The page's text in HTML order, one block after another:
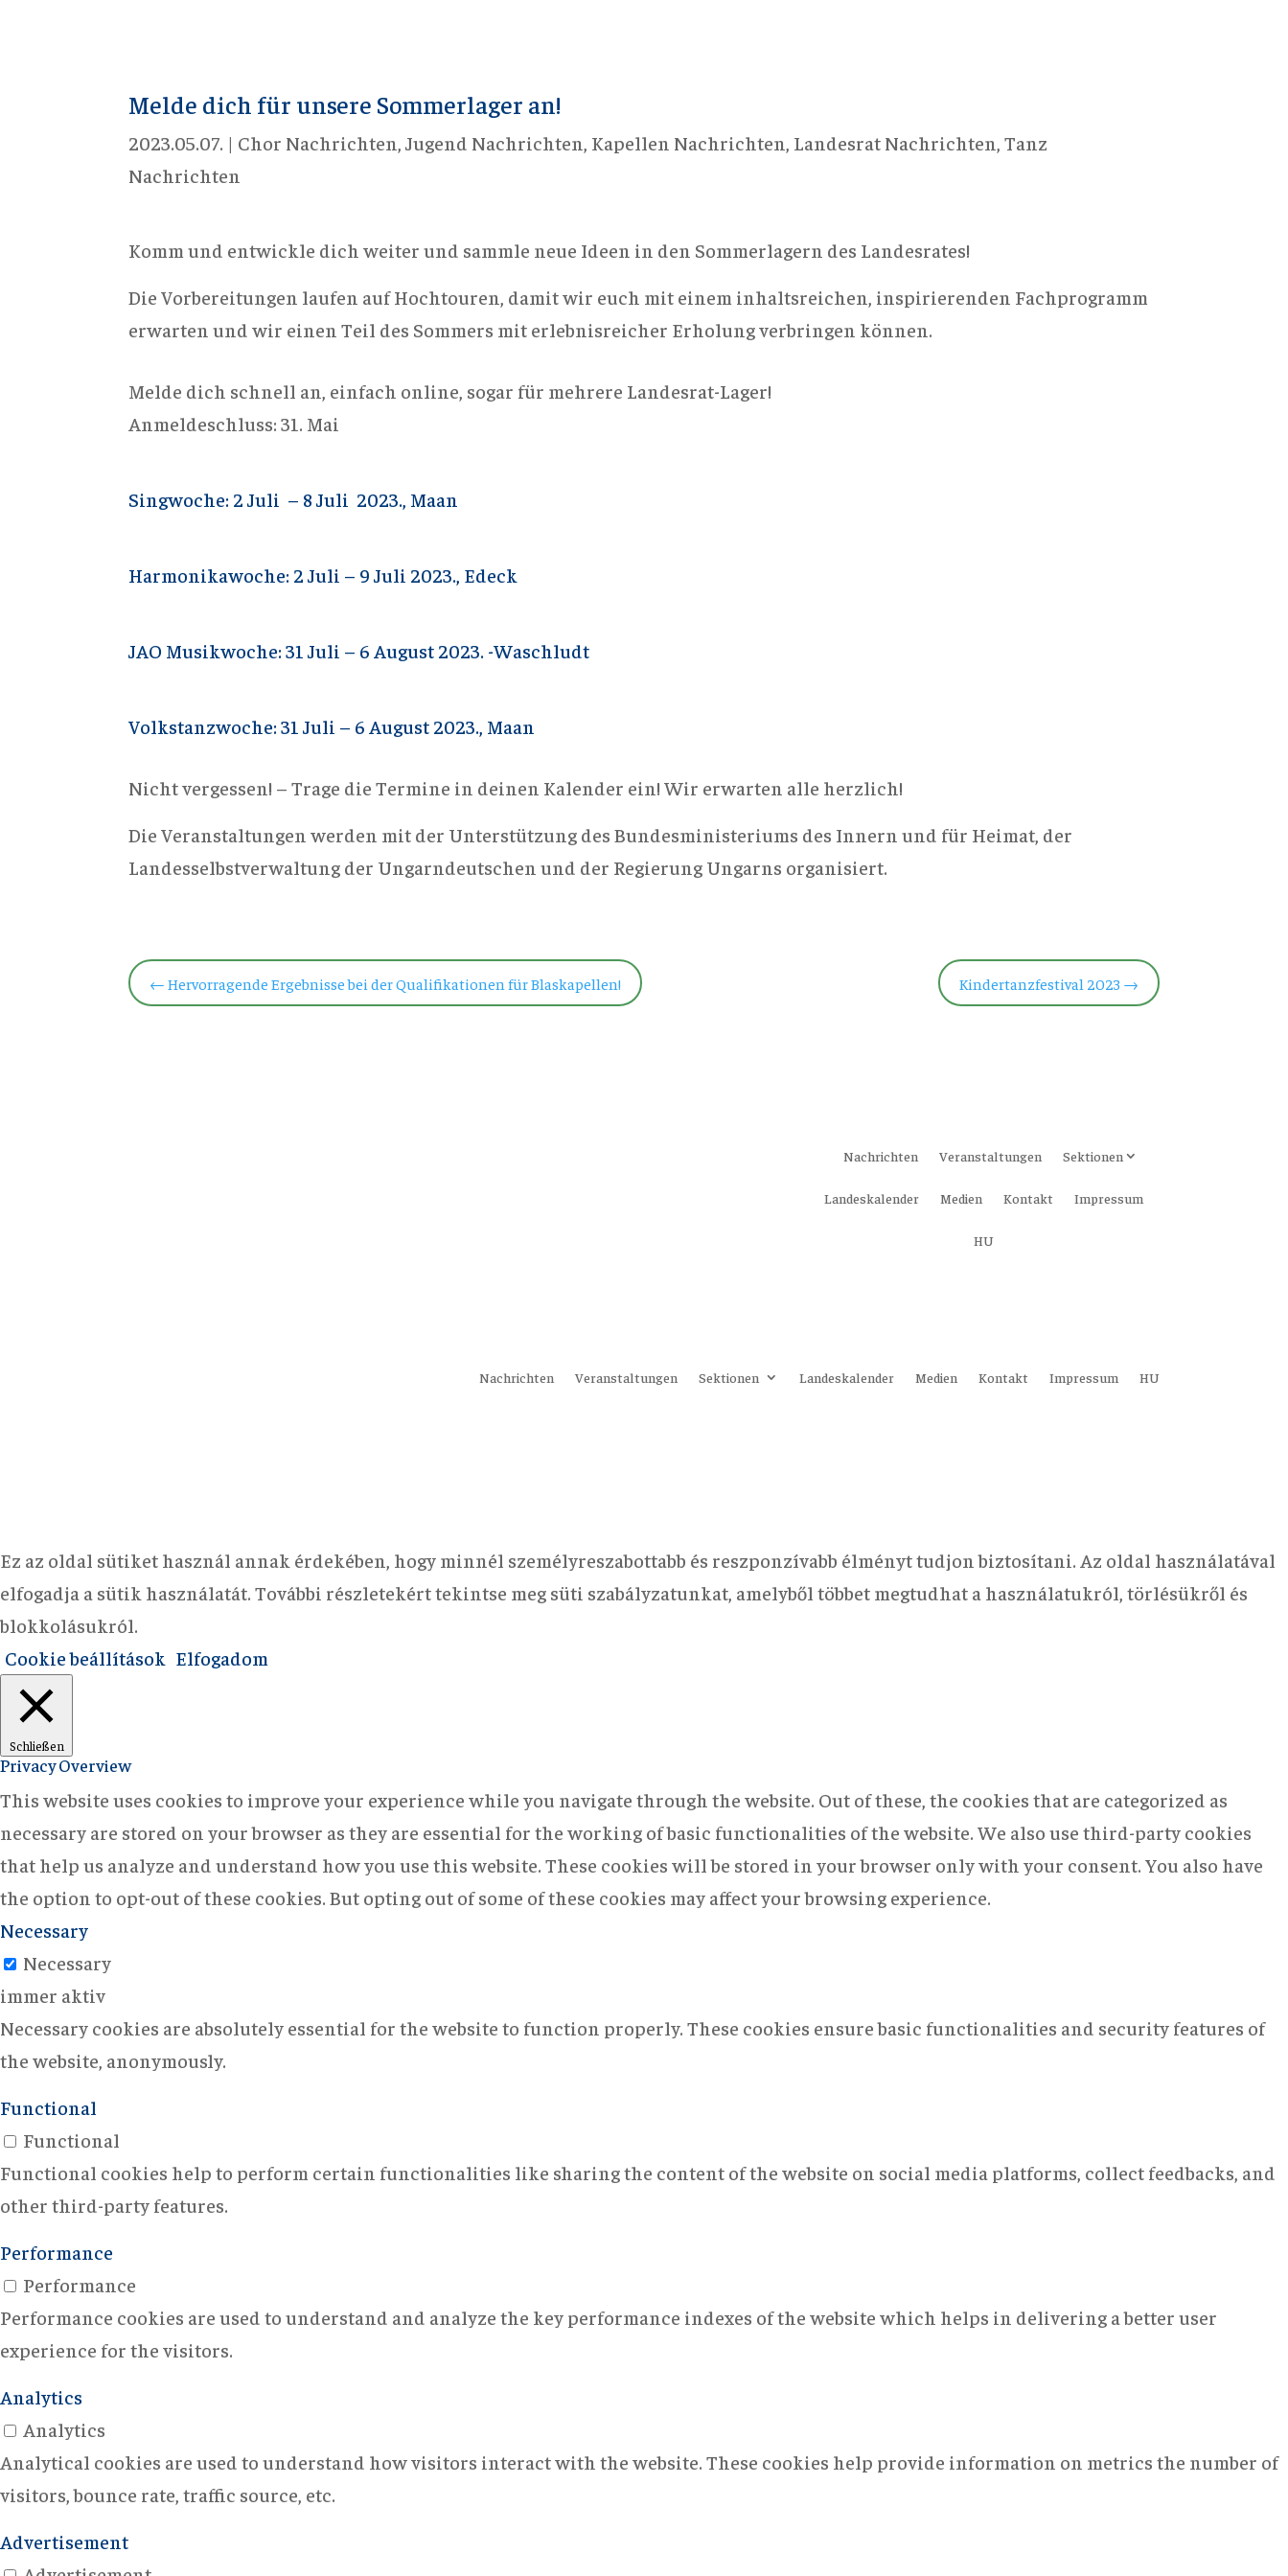
Melde dich für unsere Sommerlager an!
2023.05.07. | Chor Nachrichten ,Jugend Nachrichten Kapellen Nachrichten Landesrat Nachrichten ,Tanz
Nachrichten
Komm und entwickle dich weiter und sammle neue Ideen in den Sommerlagern des Landesrates!
Die Vorbereitungen laufen auf Hochtouren, damit wir euch mit einem inhaltsreichen, inspirierenden Fachprogramm
erwarten und wir einen Teil des Sommers mit erlebnisreicher Erholung verbringen können.
Melde dich schnell an, einfach online, sogar für mehrere Landesrat-Lager!
Anmeldeschluss: 31. Mai
Singwoche: 2 Juli – 8 Juli 2023., Maan
Harmonikawoche: 2 Juli – 9 Juli 2023., Edeck
JAO Musikwoche: 31 Juli – 6 August 2023. -Waschludt
Volkstanzwoche: 31 Juli – 6 August 2023., Maan
Nicht vergessen! – Trage die Termine in deinen Kalender ein! Wir erwarten alle herzlich!
Die Veranstaltungen werden mit der Unterstützung des Bundesministeriums des Innern und für Heimat, der
Landesselbstverwaltung der Ungarndeutschen und der Regierung Ungarns organisiert.
←Hervorragende Ergebnisse bei der Qualifikationen für Blaskapellen! Kindertanzfestival 2023 →
Nachrichten Veranstaltungen Sektionen
Landeskalender Medien Kontakt Impressum
HU
Nachrichten Veranstaltungen Sektionen Landeskalender Medien Kontakt Impressum HU
Ez az oldal sütiket használ annak érdekében, hogy minnél személyreszabottabb és reszponzívabb élményt tudjon biztosítani. Az oldal használatával
elfogadja a sütik használatát. További részletekért tekintse meg süti szabályzatunkat, amelyből többet megtudhat a használatukról, törlésükről és
blokkolásukról.
Cookie beállítások Elfogadom
Schließen
Privacy Overview
This website uses cookies to improve your experience while you navigate through the website. Out of these, the cookies that are categorized as
necessary are stored on your browser as they are essential for the working of basic functionalities of the website. We also use third-party cookies
that help us analyze and understand how you use this website. These cookies will be stored in your browser only with your consent. You also have
the option to opt-out of these cookies. But opting out of some of these cookies may affect your browsing experience.
Necessary
Necessary
immer aktiv
Necessary cookies are absolutely essential for the website to function properly. These cookies ensure basic functionalities and security features of
the website, anonymously.
Functional
Functional
Functional cookies help to perform certain functionalities like sharing the content of the website on social media platforms, collect feedbacks, and
other third-party features.
Performance
Performance
Performance cookies are used to understand and analyze the key performance indexes of the website which helps in delivering a better user
experience for the visitors.
Analytics
Analytics
Analytical cookies are used to understand how visitors interact with the website. These cookies help provide information on metrics the number of
visitors, bounce rate, traffic source, etc.
Advertisement